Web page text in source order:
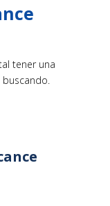
tener una